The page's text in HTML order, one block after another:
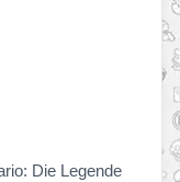
Die Legende